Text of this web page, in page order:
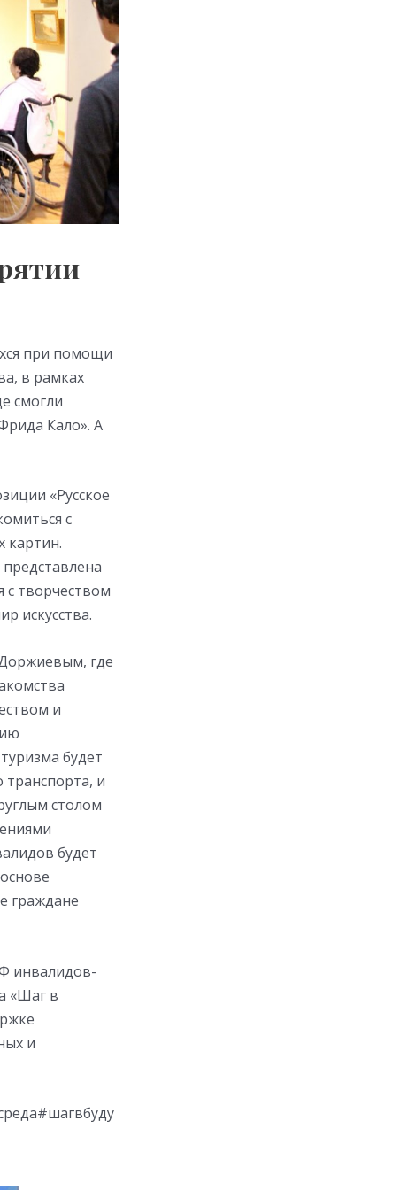
при помощи
в рамках
смогли
Кало». А
«Русское
с
картин.
творчеством
искусства.
где
и
будет
транспорта, и
столом
будет
граждане
инвалидов-
«Шаг в
и